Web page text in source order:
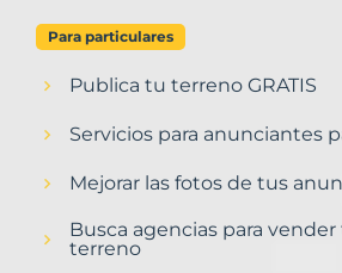
Para particulares
Publica tu terreno GRATIS
Servicios para anunciantes
Mejorar las fotos de tus
Busca agencias para
terreno